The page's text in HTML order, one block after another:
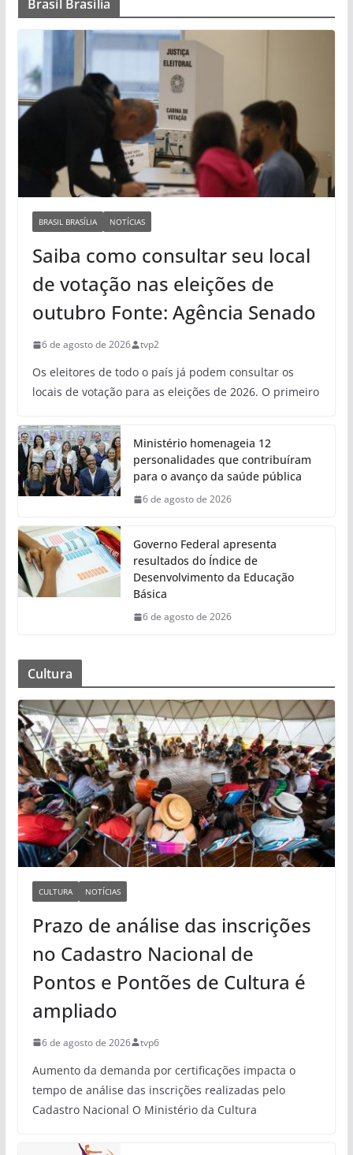
Brasil Brasília
BRASIL BRASÍLIA NOTÍCIAS
Saiba como consultar seu local
de votação nas eleições de
outubro Fonte: Agência Senado
6 de agosto de 2026 tvp2
Os eleitores de todo o país já podem consultar os
locais de votação para as eleições de 2026. O primeiro
Ministério homenageia 12
personalidades que contribuíram
para o avanço da saúde pública
6 de agosto de 2026
Governo Federal apresenta
resultados do Índice de
Desenvolvimento da Educação
Básica
6 de agosto de 2026
Cultura
CULTURA NOTÍCIAS
Prazo de análise das inscrições
no Cadastro Nacional de
Pontos e Pontões de Cultura é
ampliado
6 de agosto de 2026 tvp6
Aumento da demanda por certificações impacta o
tempo de análise das inscrições realizadas pelo
Cadastro Nacional O Ministério da Cultura